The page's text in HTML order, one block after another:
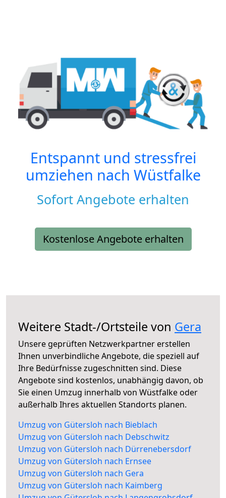
Entspannt und stressfrei
umziehen nach Wüstfalke
Sofort Angebote erhalten
Kostenlose Angebote erhalten
Weitere Stadt-/Ortsteile von Gera
Unsere geprüften Netzwerkpartner erstellen
Ihnen unverbindliche Angebote, die speziell auf
Ihre Bedürfnisse zugeschnitten sind. Diese
Angebote sind kostenlos, unabhängig davon, ob
Sie einen Umzug innerhalb von Wüstfalke oder
außerhalb Ihres aktuellen Standorts planen.
Umzug von Gütersloh nach Bieblach
Umzug von Gütersloh nach Debschwitz
Umzug von Gütersloh nach Dürrenebersdorf
Umzug von Gütersloh nach Ernsee
Umzug von Gütersloh nach Gera
Umzug von Gütersloh nach Kaimberg